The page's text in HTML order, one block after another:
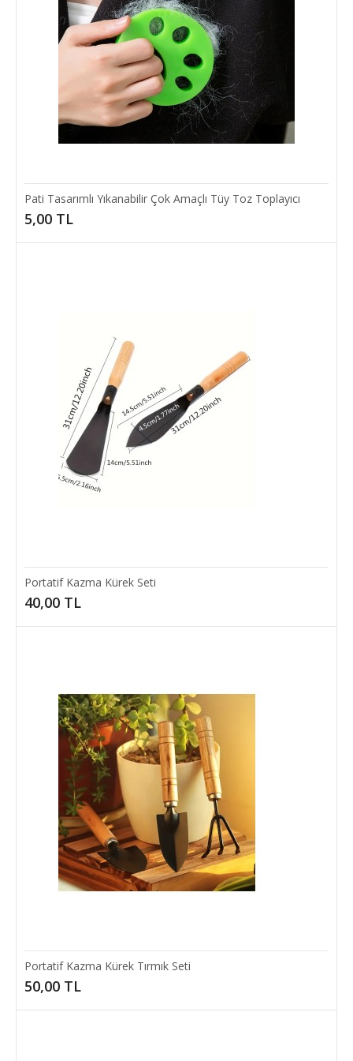
Kedi Oyun Tüneli T Şeklinde
KEDİ OYUN TÜNELİÜrün ÖzellikleriKedilerin eğlenerek vakit
geçirebileceği, naylon malzemeden yapılmış..
180,00 TL
Küvet Banyo Balığı Hareketli..
50,00 TL
SEPETE EKLE
Add to compare
Add to wishlist
Pati Tasarımlı Yıkanabilir Çok Amaçlı Tüy Toz Toplayıcı
5,00 TL
Portatif Kazma Kürek Seti
40,00 TL
Portatif Kazma Kürek Tırmık Seti
50,00 TL